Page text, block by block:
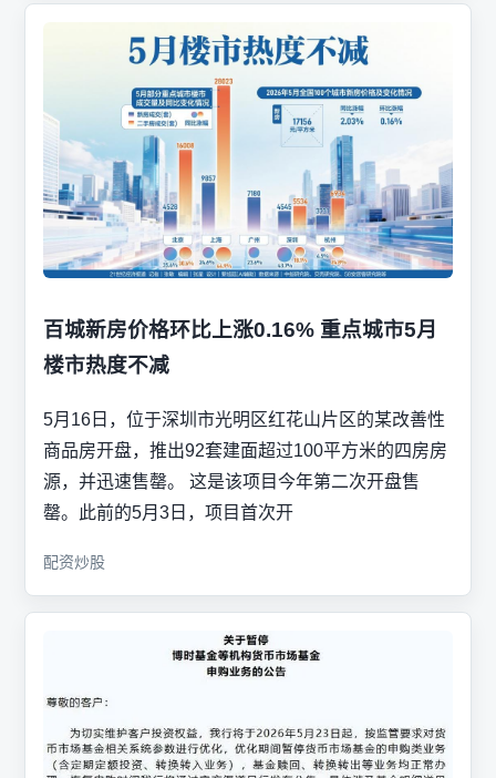
百城新房价格环比上涨0.16% 重点城市5月
楼市热度不减
5月16日，位于深圳市光明区红花山片区的某改善性
商品房开盘，推出92套建面超过100平方米的四房房
源，并迅速售罄。 这是该项目今年第二次开盘售
罄。此前的5月3日，项目首次开
配资炒股